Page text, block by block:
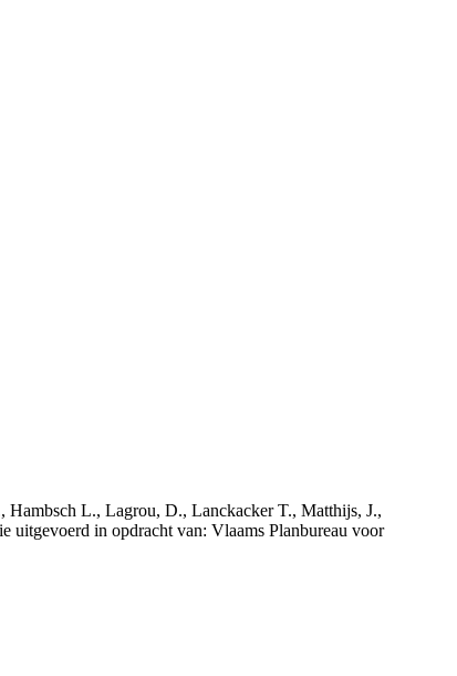
Hambsch L., Lagrou, D., Lanckacker T., Matthijs, J.,
in opdracht van: Vlaams Planbureau voor